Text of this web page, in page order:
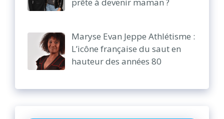
Maryse Evan Jeppe Athlétisme :
L’icône française du saut en
hauteur des années 80